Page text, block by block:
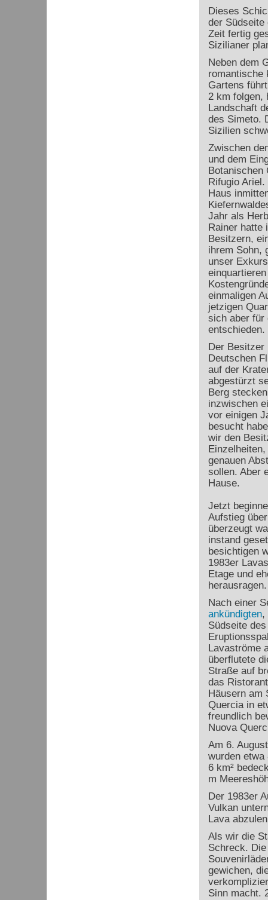
Dieses
der Südseite
Zeit fertig
Sizilianer
Neben dem
romantische
Gartens
2 km folgen,
Landschaft
des Simeto.
Sizilien
Zwischen
und dem
Botanischen
Rifugio
Haus
Jahr als
Rainer hatte
Besitzern,
ihrem Sohn,
unser
einmaligen
jetzigen
sich aber für
entschieden.
Der Besitzer
Deutschen
auf der
abgestürzt
Berg
inzwischen
vor einigen
besucht
wir den
genauen
sollen. Aber
Hause.
Jetzt
Aufstieg
überzeugt
instand
besichtigen
1983er
Etage und
Nach einer
ankündigten,
Südseite
Lavaströme
überflutete
Straße auf
das
Häusern am
Quercia in
freundlich
Nuova
Am 6.
wurden etwa
6 km²
m
Der 1983er
Vulkan
Lava
Als wir die
Schreck.
gewichen,
Sinn macht.